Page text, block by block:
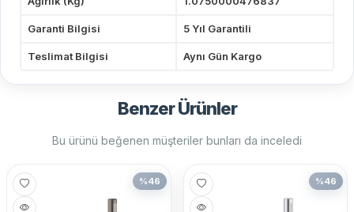
Garanti Bilgisi 5 Yıl Garantili
Teslimat Bilgisi Aynı Gün Kargo
Benzer Ürünler
Bu ürünü beğenen müşteriler bunları da inceledi
%46 %46